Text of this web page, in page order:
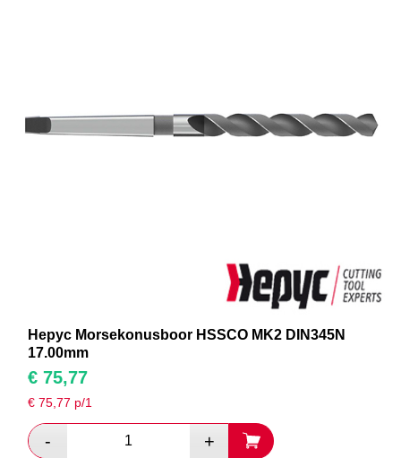
Hepyc Morsekonusboor HSSCO MK2 DIN345N
17.00mm
€ 75,77
€75,77 p/1